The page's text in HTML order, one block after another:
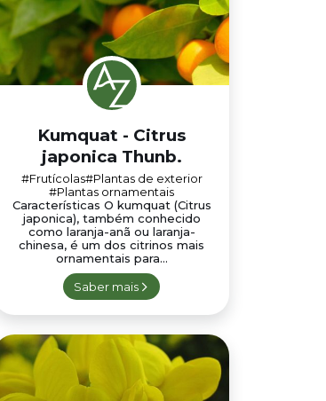
Kumquat - Citrus
japonica Thunb.
#Frutícolas#Plantas de exterior
#Plantas ornamentais
Características O kumquat (Citrus
japonica), também conhecido
como laranja-anã ou laranja-
chinesa, é um dos citrinos mais
ornamentais para...
Saber mais